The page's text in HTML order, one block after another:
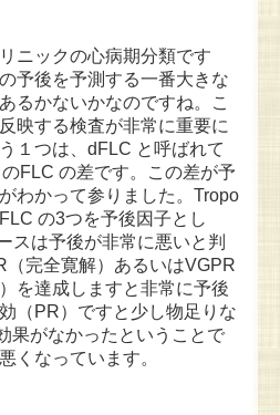
ニックの心病期分類です
予後を予測する一番大きな
るかないかなのですね。こ
映する検査が非常に重要に
１つは、dFLC と呼ばれて
FLC の差です。この差が予
わかって参りました。Tropo
の3つを予後因子とし
スは予後が非常に悪いと判
（完全寛解）あるいはVGPR
を達成しますと非常に予後
（PR）ですと少し物足りな
果がなかったということで
くなっています。